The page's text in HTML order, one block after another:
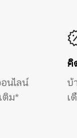
นไลน์
ติม*
คิ
บ้
เ